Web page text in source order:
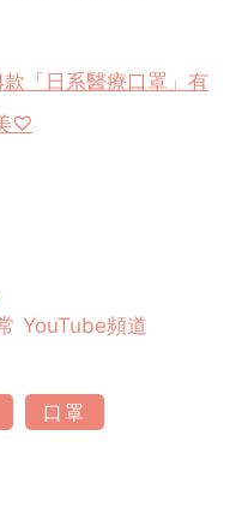
「日系醫療口罩」有
♡
YouTube頻道
口罩